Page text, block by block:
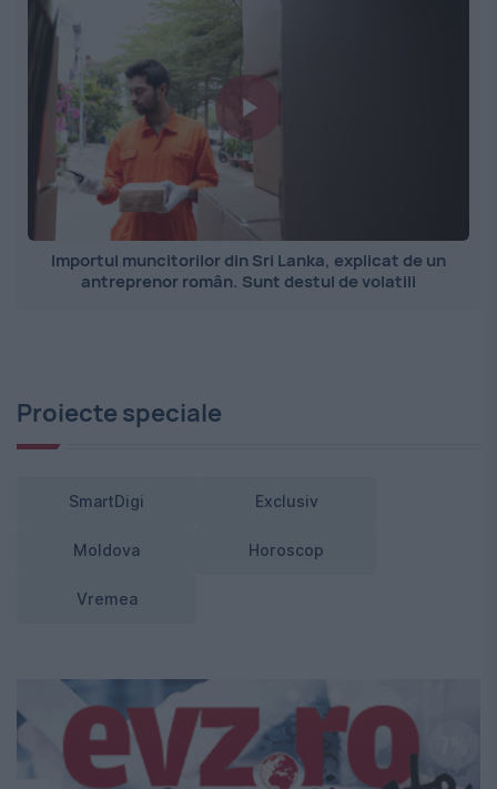
Importul muncitorilor din Sri Lanka, explicat de un
antreprenor român. Sunt destul de volatili
Proiecte speciale
SmartDigi Exclusiv
Moldova Horoscop
Vremea